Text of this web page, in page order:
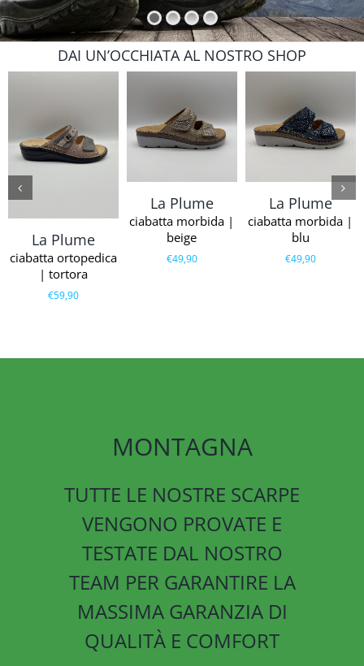
DAI UN’OCCHIATA AL NOSTRO SHOP
La Plume
ciabatta ortopedica
| tortora
€59,90
La Plume
ciabatta morbida |
beige
€49,90
La Plume
ciabatta morbida |
blu
€49,90
MONTAGNA
TUTTE LE NOSTRE SCARPE
VENGONO PROVATE E
TESTATE DAL NOSTRO
TEAM PER GARANTIRE LA
MASSIMA GARANZIA DI
QUALITÀ E COMFORT